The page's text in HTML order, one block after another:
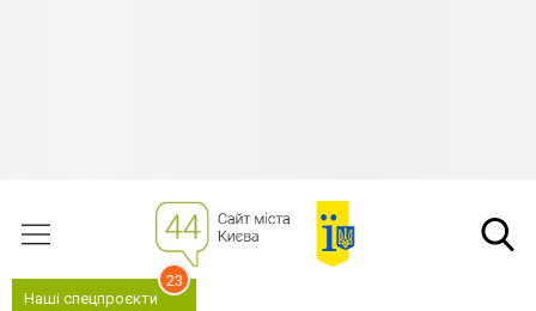
Наші спецпроєкти
23